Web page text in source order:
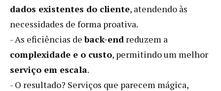
dados existentes do cliente, atendendo às
necessidades de forma proativa.
- As eficiências deback-end reduzem a
complexidade e o custo, permitindo um melhor
serviço em escala.
- O resultado? Serviços que parecem mágica,